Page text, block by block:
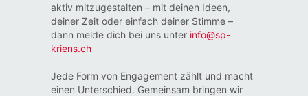
aktiv mitzugestalten – mit deinen Ideen,
deiner Zeit oder einfach deiner Stimme –
dann melde dich bei uns unter info@sp-
kriens.ch
Jede Form von Engagement zählt und macht
einen Unterschied. Gemeinsam bringen wir